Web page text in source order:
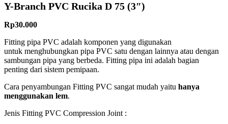
Y-Branch PVC Rucika D 75 (3″)
Rp30.000
Fitting pipa PVC adalah komponen yang digunakan
untuk menghubungkan pipa PVC satu dengan lainnya atau dengan
sambungan pipa yang berbeda. Fitting pipa ini adalah bagian
penting dari sistem pemipaan.
Cara penyambungan Fitting PVC sangat mudah yaitu hanya
menggunakan lem.
Jenis Fitting PVC Compression Joint :